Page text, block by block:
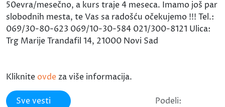
50evra/mesečno, a kurs traje 4 meseca. Imamo još par
slobodnih mesta, te Vas sa radošću očekujemo !!! Tel.:
069/30-80-623 069/10-30-584 021/300-8121 Ulica:
Trg Marije Trandafil 14, 21000 Novi Sad
Kliknite ovde za više informacija.
Sve vesti Podeli: